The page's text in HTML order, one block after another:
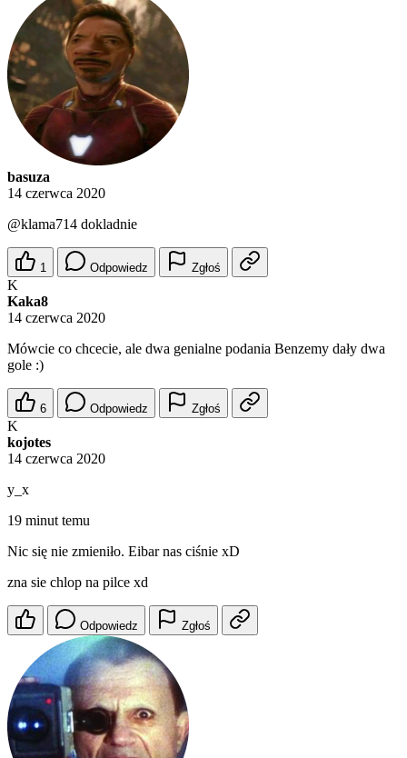
basuza
14 czerwca 2020
@klama714 dokladnie
1 Odpowiedz Zgłoś
K
Kaka8
14 czerwca 2020
Mówcie co chcecie, ale dwa genialne podania Benzemy dały dwa
gole :)
6 Odpowiedz Zgłoś
K
kojotes
14 czerwca 2020
y_x
19 minut temu
Nic się nie zmieniło. Eibar nas ciśnie xD
zna sie chlop na pilce xd
Odpowiedz Zgłoś